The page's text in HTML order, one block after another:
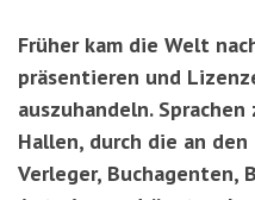
Früher kam die Welt
präsentieren und
auszuhandeln.
Hallen, durch die an
Verleger, Buchagenten,